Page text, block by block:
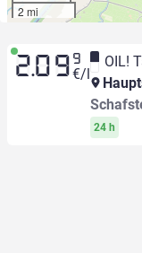
2 mi
2.09 9
€/l
OIL!
24 h